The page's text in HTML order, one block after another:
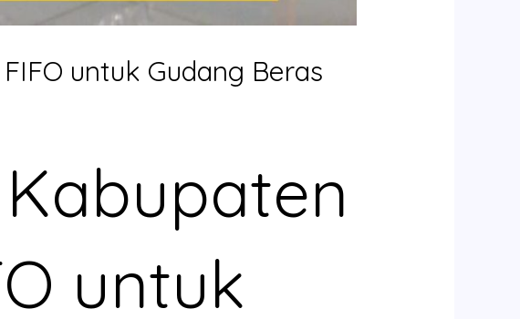
untuk Gudang Beras
untuk